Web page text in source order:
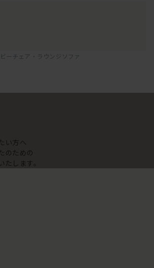
ーチェア・ラウンジソファ
い方へ
のための
します。